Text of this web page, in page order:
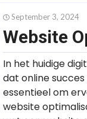
September 3, 2024
Website
In het huidige
dat online
essentieel om
website